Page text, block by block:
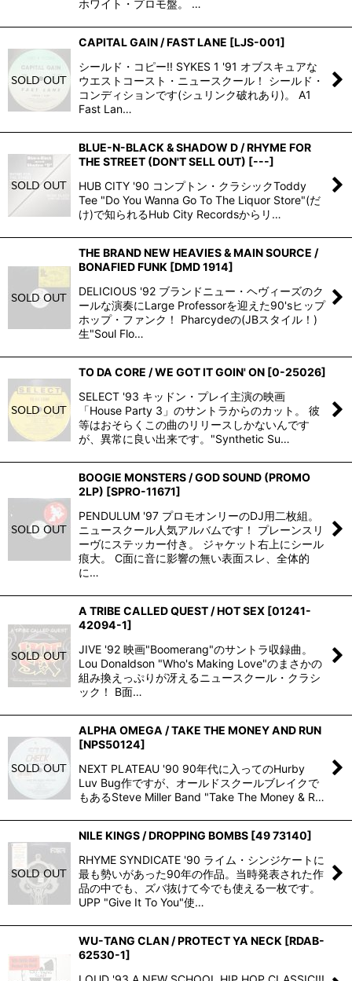
ホワイト・プロモ盤。 …
CAPITAL GAIN / FAST LANE [LJS-001]
シールド・コピー!! SYKES 1 '91 オブスキュアな
ウエストコースト・ニュースクール！ シールド・
コンディションです(シュリンク破れあり)。 A1
Fast Lan…
BLUE-N-BLACK & SHADOW D / RHYME FOR
THE STREET (DON'T SELL OUT) [---]
HUB CITY '90 コンプトン・クラシックToddy
Tee "Do You Wanna Go To The Liquor Store"(だ
け)で知られるHub City Recordsからリ…
THE BRAND NEW HEAVIES & MAIN SOURCE /
BONAFIED FUNK [DMD 1914]
DELICIOUS '92 ブランドニュー・ヘヴィーズのク
ールな演奏にLarge Professorを迎えた90'sヒップ
ホップ・ファンク！ Pharcydeの(JBスタイル！)
生"Soul Flo…
TO DA CORE / WE GOT IT GOIN' ON [0-25026]
SELECT '93 キッドン・プレイ主演の映画
「House Party 3」のサントラからのカット。 彼
等はおそらくこの曲のリリースしかないんです
が、異常に良い出来です。"Synthetic Su…
BOOGIE MONSTERS / GOD SOUND (PROMO
2LP) [SPRO-11671]
PENDULUM '97 プロモオンリーのDJ用二枚組。
ニュースクール人気アルバムです！ プレーンスリ
ーヴにステッカー付き。 ジャケット右上にシール
痕大。 C面に音に影響の無い表面スレ、全体的
に…
A TRIBE CALLED QUEST / HOT SEX [01241-
42094-1]
JIVE '92 映画"Boomerang"のサントラ収録曲。
Lou Donaldson "Who's Making Love"のまさかの
組み換えっぷりが冴えるニュースクール・クラシ
ック！ B面…
ALPHA OMEGA / TAKE THE MONEY AND RUN
[NPS50124]
NEXT PLATEAU '90 90年代に入ってのHurby
Luv Bug作ですが、オールドスクールブレイクで
もあるSteve Miller Band "Take The Money & R…
NILE KINGS / DROPPING BOMBS [49 73140]
RHYME SYNDICATE '90 ライム・シンジケートに
最も勢いがあった90年の作品。当時発表された作
品の中でも、ズバ抜けて今でも使える一枚です。
UPP "Give It To You"使…
WU-TANG CLAN / PROTECT YA NECK [RDAB-
62530-1]